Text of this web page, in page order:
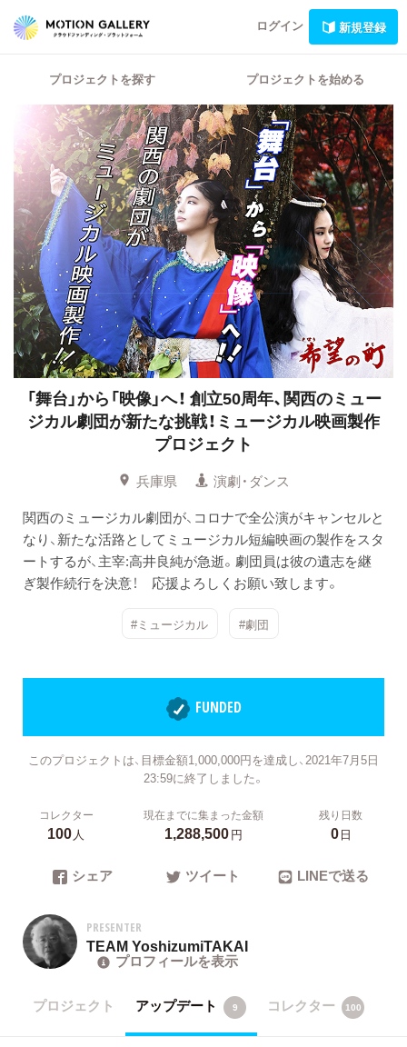
ログイン 新規登録
プロジェクトを探す プロジェクトを始める
「舞台」から「映像」へ！ 創立50周年、関西のミュー
ジカル劇団が新たな挑戦！ミュージカル映画製作
プロジェクト
兵庫県
演劇・ダンス
関西のミュージカル劇団が、コロナで全公演がキャンセルと
なり、新たな活路としてミュージカル短編映画の製作をスタ
ートするが、主宰:高井良純が急逝。劇団員は彼の遺志を継
ぎ製作続行を決意！ 応援よろしくお願い致します。
#ミュージカル #劇団
FUNDED
このプロジェクトは、目標金額1,000,000円を達成し、2021年7月5日
23:59に終了しました。
コレクター
100人
現在までに集まった金額
1,288,500円
残り日数
0日
シェア ツイート LINEで送る
PRESENTER
TEAM YoshizumiTAKAI
プロフィールを表示
プロジェクト アップデート 9 コレクター 100